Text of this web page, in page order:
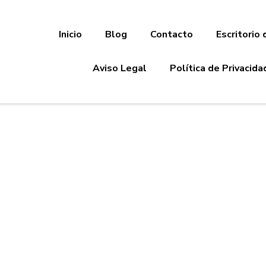
Inicio Blog Contacto Escritorio
Aviso Legal Política de